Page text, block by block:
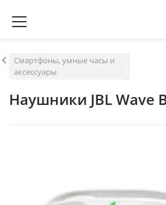
Смартфоны, умные часы и
аксессуары
Наушники JBL Wave